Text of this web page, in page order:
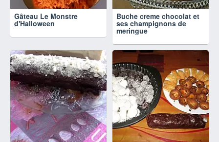
Gâteau Le Monstre
d'Halloween
Buche creme chocolat et
ses champignons de
meringue